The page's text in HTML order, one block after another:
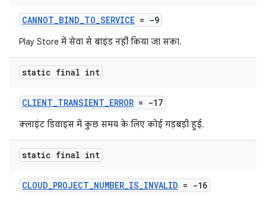
CANNOT_BIND_TO_SERVICE = -9
Play Store में सेवा से बाइंड नहीं किया जा सका.
static final int
CLIENT_TRANSIENT_ERROR = -17
क्लाइंट डिवाइस में कुछ समय के लिए कोई गड़बड़ी हुई.
static final int
CLOUD_PROJECT_NUMBER_IS_INVALID = -16